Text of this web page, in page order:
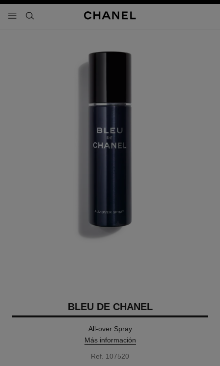
- navegación principal
buscar
BLEU DE CHANEL
All-over Spray
Más información
Ref. 107520